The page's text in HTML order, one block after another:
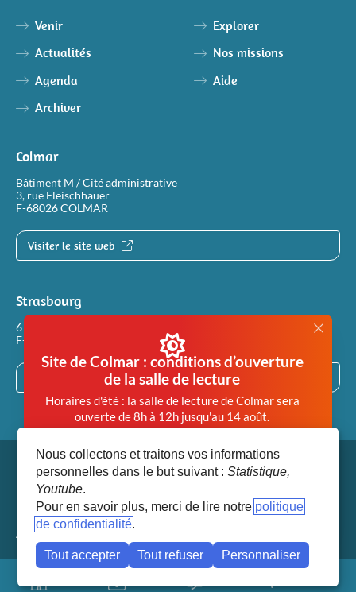
Nous collectons et traitons vos informations
personnelles dans le but suivant : Statistique,
Youtube.
Pour en savoir plus, merci de lire notre politique
de confidentialité
Tout accepter Tout refuser Personnaliser
Venir
Actualités
Agenda
Archiver
Explorer
Nos missions
Aide
Colmar
Bâtiment M / Cité administrative
3, rue Fleischhauer
F-68026 COLMAR
Visiter le site web
Strasbourg
6 rue Philippe Dollinger
F-67100 STRASBOURG
Visiter le site web
Mentions légales
Accéder aux paramètres des cookies
Site de Colmar : conditions d’ouverture
de la salle de lecture
Horaires d'été : la salle de lecture de Colmar sera
ouverte de 8h à 12h jusqu'au 14 août.
lecture compatibles avec la santé de chacun, la salle
de lecture de Colmar est désormais
systématiquement fermée dès lors que la
température extérieure atteint 28°.